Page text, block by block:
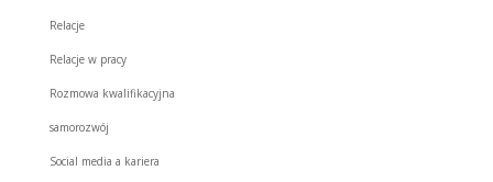
Relacje
Relacje w pracy
Rozmowa kwalifikacyjna
samorozwój
Social media a kariera